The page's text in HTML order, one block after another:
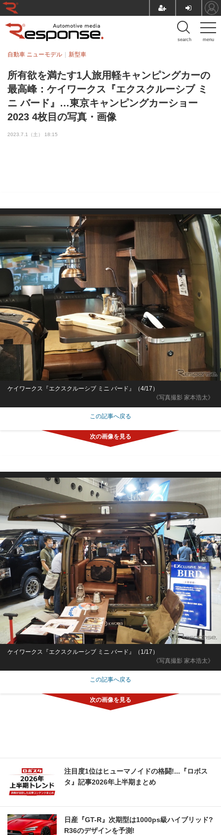
menu
search
所有欲を満たす1人旅用軽キャンピングカーの
最高峰：ケイワークス『エクスクルーシブ ミ
ニ バード』…東京キャンピングカーショー
2023 4枚目の写真・画像
自動車 ニューモデル 新型車
2023.7.1（土） 18:15
《写真撮影 家本浩太》
ケイワークス『エクスクルーシブ ミニ バード』（4/17）
この記事へ戻る
《写真撮影 家本浩太》
ケイワークス『エクスクルーシブ ミニ バード』（1/17）
この記事へ戻る
注目度1位はヒューマノイドの格闘!...『ロボス
タ』記事2026年上半期まとめ
日産『GT-R』次期型は1000ps級ハイブリッド?
R36のデザインを予測!